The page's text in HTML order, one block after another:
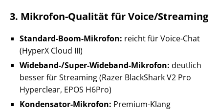
3. Mikrofon-Qualität für Voice/Streaming
Standard-Boom-Mikrofon: reicht für Voice-Chat
(HyperX Cloud III)
Wideband-/Super-Wideband-Mikrofon: deutlich
besser für Streaming (Razer BlackShark V2 Pro
Hyperclear, EPOS H6Pro)
Kondensator-Mikrofon: Premium-Klang